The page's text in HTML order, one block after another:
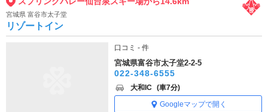
宮城県 富谷市太子堂
リゾートイン
口コミ - 件
宮城県富谷市太子堂2-2-5
022-348-6555
大和IC (車7分)
Googleマップで開く